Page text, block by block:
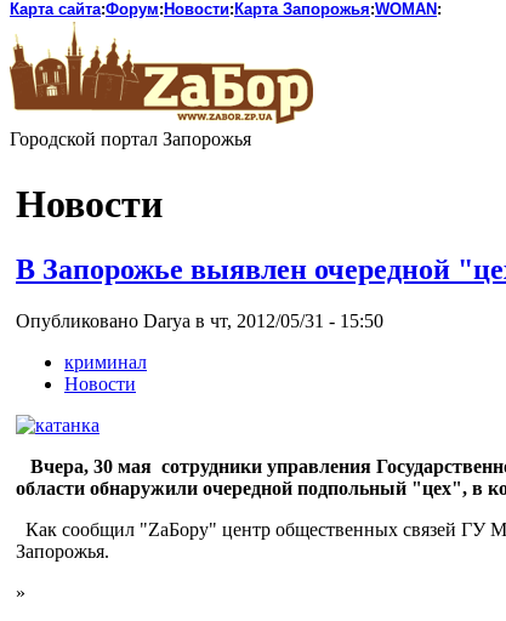
Карта сайта:Форум: Новости: Карта Запорожья:WOMAN :
Городской портал Запорожья
Новости
В Запорожье выявлен очередной
Опубликовано Darya в чт, 2012/05/31 - 15:50
криминал
Новости
Вчера, 30 мая сотрудники управления
области обнаружили очередной подпольный "цех", в
Как сообщил "ZaБору" центр общественных связей ГУ
Запорожья.
»